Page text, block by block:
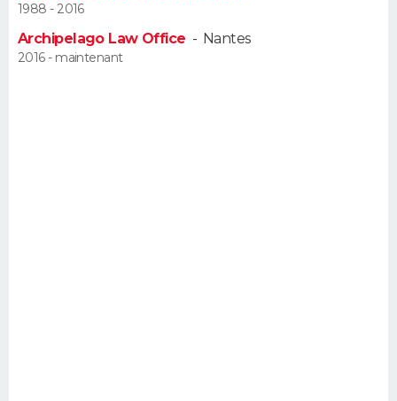
Bricolage
Lifestyle
Culture
Sport
Auto
Television
Voyage
Cinema
1988 - 2016
Archipelago Law Office - Nantes
2016 - maintenant